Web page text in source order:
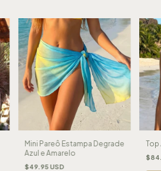
Mini Pareô Estampa Degrade
Azul e Amarelo
$49.95 USD
Top